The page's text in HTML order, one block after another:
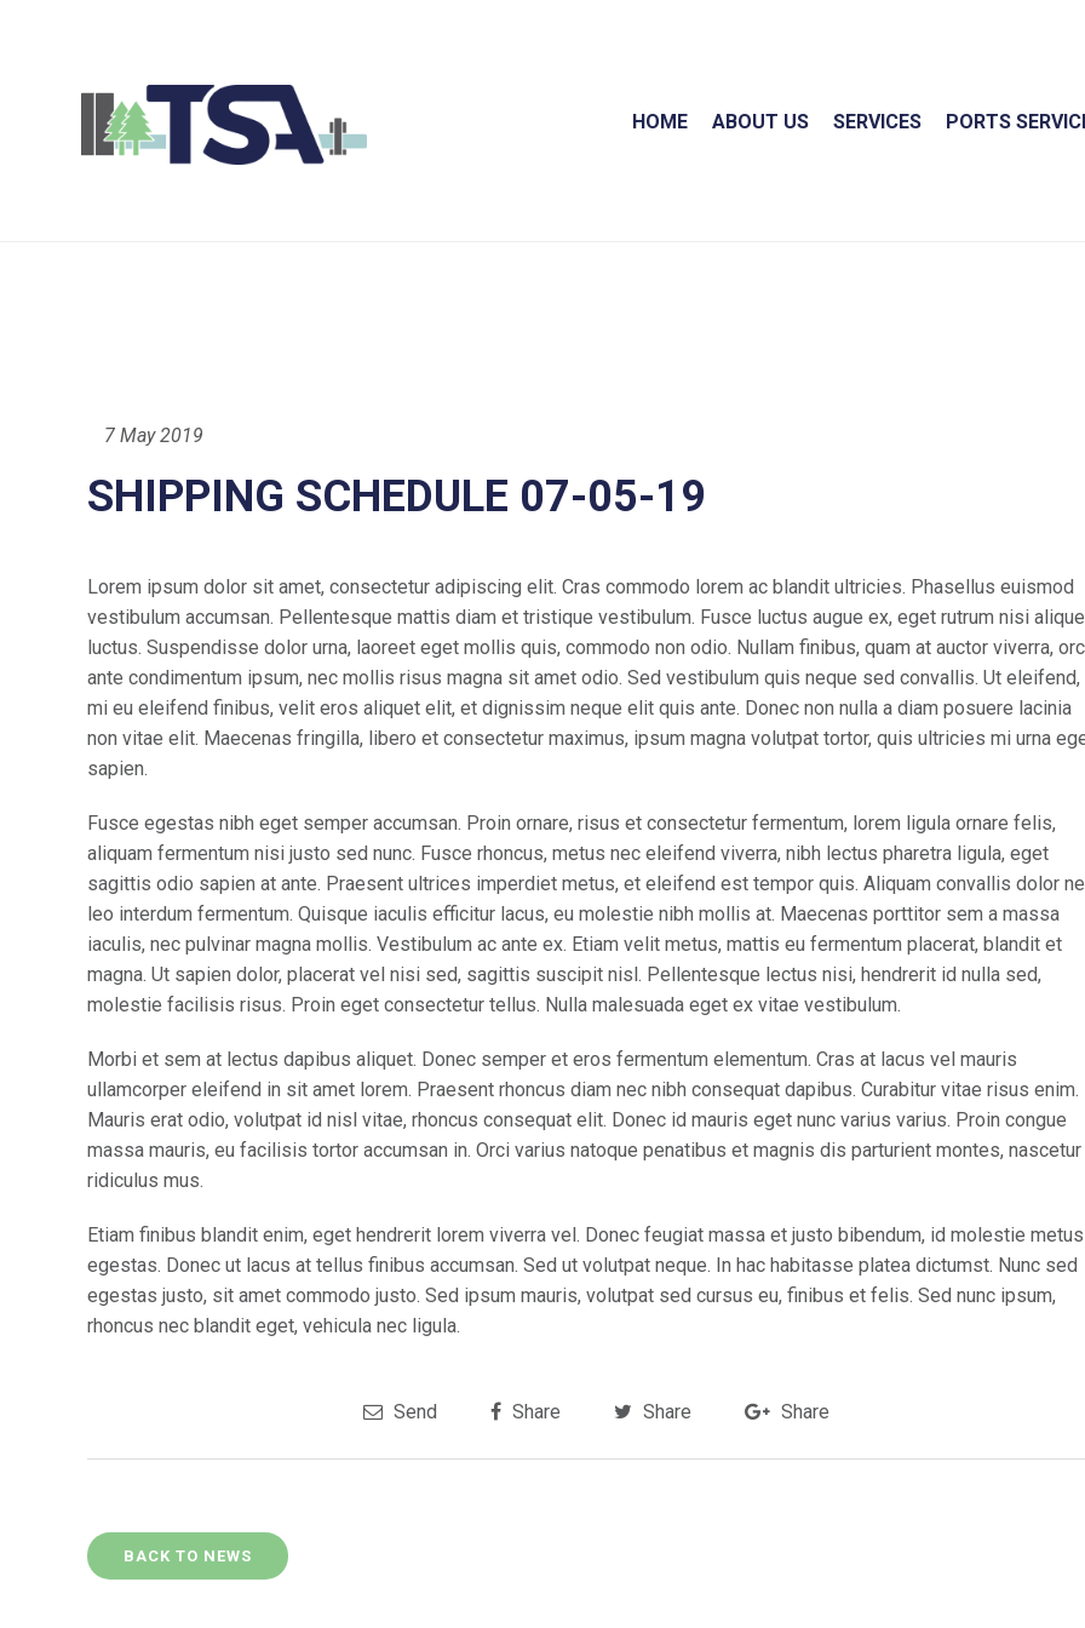
HOME ABOUT US SERVICES PORTS
7 May 2019
SHIPPING SCHEDULE 07-05-19
Lorem ipsum dolor sit amet, consectetur adipiscing elit. Cras commodo lorem ac blandit ultricies. Phasellus euismod
vestibulum accumsan. Pellentesque mattis diam et tristique vestibulum. Fusce luctus augue ex, eget rutrum nisi
luctus. Suspendisse dolor urna, laoreet eget mollis quis, commodo non odio. Nullam finibus, quam at auctor viverra,
ante condimentum ipsum, nec mollis risus magna sit amet odio. Sed vestibulum quis neque sed convallis. Ut eleifend,
mi eu eleifend finibus, velit eros aliquet elit, et dignissim neque elit quis ante. Donec non nulla a diam posuere lacinia
non vitae elit. Maecenas fringilla, libero et consectetur maximus, ipsum magna volutpat tortor, quis ultricies mi urna
sapien.
Fusce egestas nibh eget semper accumsan. Proin ornare, risus et consectetur fermentum, lorem ligula ornare felis,
aliquam fermentum nisi justo sed nunc. Fusce rhoncus, metus nec eleifend viverra, nibh lectus pharetra ligula, eget
sagittis odio sapien at ante. Praesent ultrices imperdiet metus, et eleifend est tempor quis. Aliquam convallis dolor
leo interdum fermentum. Quisque iaculis efficitur lacus, eu molestie nibh mollis at. Maecenas porttitor sem a massa
iaculis, nec pulvinar magna mollis. Vestibulum ac ante ex. Etiam velit metus, mattis eu fermentum placerat, blandit et
magna. Ut sapien dolor, placerat vel nisi sed, sagittis suscipit nisl. Pellentesque lectus nisi, hendrerit id nulla sed,
molestie facilisis risus. Proin eget consectetur tellus. Nulla malesuada eget ex vitae vestibulum.
Morbi et sem at lectus dapibus aliquet. Donec semper et eros fermentum elementum. Cras at lacus vel mauris
ullamcorper eleifend in sit amet lorem. Praesent rhoncus diam nec nibh consequat dapibus. Curabitur vitae risus enim.
Mauris erat odio, volutpat id nisl vitae, rhoncus consequat elit. Donec id mauris eget nunc varius varius. Proin congue
massa mauris, eu facilisis tortor accumsan in. Orci varius natoque penatibus et magnis dis parturient montes, nascetur
ridiculus mus.
Etiam finibus blandit enim, eget hendrerit lorem viverra vel. Donec feugiat massa et justo bibendum, id molestie metus
egestas. Donec ut lacus at tellus finibus accumsan. Sed ut volutpat neque. In hac habitasse platea dictumst. Nunc sed
egestas justo, sit amet commodo justo. Sed ipsum mauris, volutpat sed cursus eu, finibus et felis. Sed nunc ipsum,
rhoncus nec blandit eget, vehicula nec ligula.
Send Share Share Share
BACK TO NEWS